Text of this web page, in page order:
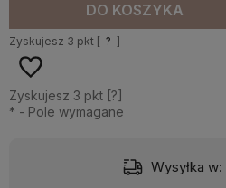
DO KOSZYKA
Zyskujesz 3 pkt [ ? ]
Zyskujesz 3 pkt [?]
* - Pole wymagane
Wysyłka w: